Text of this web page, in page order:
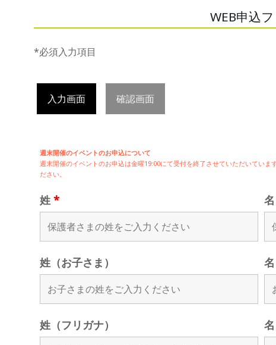
WEB申込
*必須入力項目
入力画面 確認画面
週末開催のイベントのお申込について
週末開催のイベントのお申込は金曜19:00にて受付を終了させていただいていま
ださい。
姓 *
姓（お子さま）
姓（フリガナ）